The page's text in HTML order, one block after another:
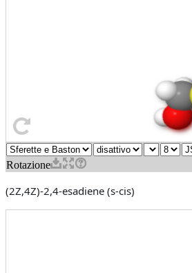
(2Z,4Z)-2,4-esadiene (s-cis)